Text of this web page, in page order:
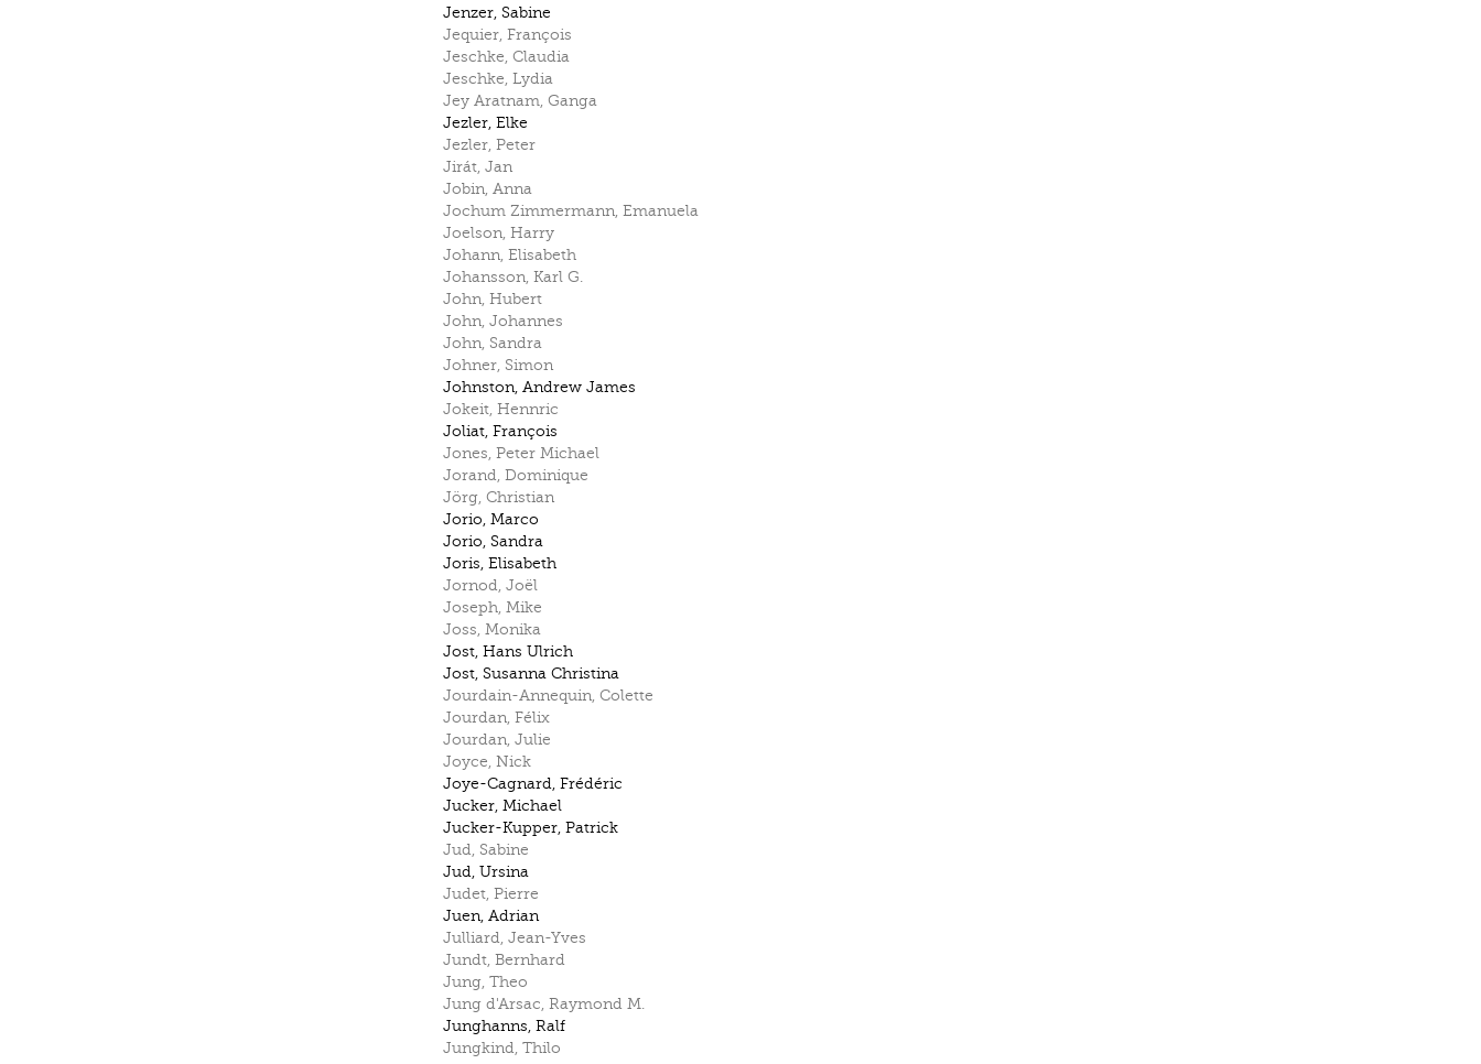
Jenzer, Sabine
Jequier, François
Jeschke, Claudia
Jeschke, Lydia
Jey Aratnam, Ganga
Jezler, Elke
Jezler, Peter
Jirát, Jan
Jobin, Anna
Jochum Zimmermann, Emanuela
Joelson, Harry
Johann, Elisabeth
Johansson, Karl G.
John, Hubert
John, Johannes
John, Sandra
Johner, Simon
Johnston, Andrew James
Jokeit, Hennric
Joliat, François
Jones, Peter Michael
Jorand, Dominique
Jörg, Christian
Jorio, Marco
Jorio, Sandra
Joris, Elisabeth
Jornod, Joël
Joseph, Mike
Joss, Monika
Jost, Hans Ulrich
Jost, Susanna Christina
Jourdain-Annequin, Colette
Jourdan, Félix
Jourdan, Julie
Joyce, Nick
Joye-Cagnard, Frédéric
Jucker, Michael
Jucker-Kupper, Patrick
Jud, Sabine
Jud, Ursina
Judet, Pierre
Juen, Adrian
Julliard, Jean-Yves
Jundt, Bernhard
Jung, Theo
Jung d'Arsac, Raymond M.
Junghanns, Ralf
Jungkind, Thilo